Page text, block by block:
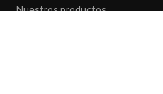
Nuestros productos